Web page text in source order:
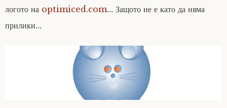
логото на optimiced.com… Защото не е като да няма
прилики…